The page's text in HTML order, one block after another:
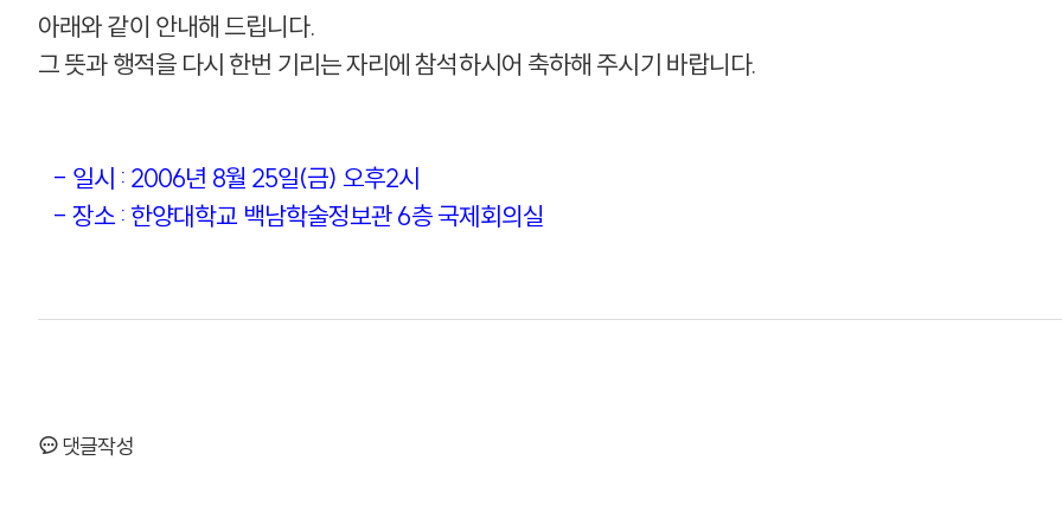
아래와 같이 안내해 드립니다.
그 뜻과 행적을 다시 한번 기리는 자리에 참석하시어 축하해 주시기 바랍니다.
- 일시 : 2006년 8월 25일(금) 오후2시
- 장소 : 한양대학교 백남학술정보관 6층 국제회의실
댓글작성